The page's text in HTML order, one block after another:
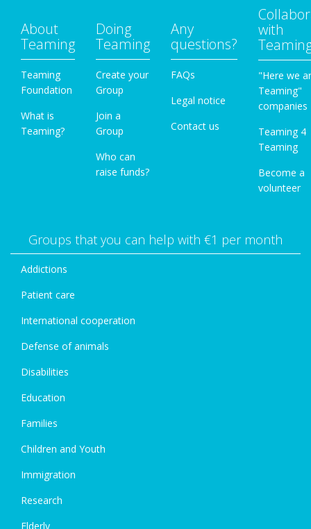
About
Teaming
Teaming
Foundation
What is
Teaming?
Doing
Teaming
Create your
Group
Join a
Group
Who can
raise funds?
Any
questions?
FAQs
Legal notice
Contact us
with
"Here we
Teaming"
companies
Teaming 4
Teaming
Become a
volunteer
Groups that you can help with €1 per month
Addictions
Patient care
International cooperation
Defense of animals
Disabilities
Education
Families
Children and Youth
Immigration
Research
Elderly